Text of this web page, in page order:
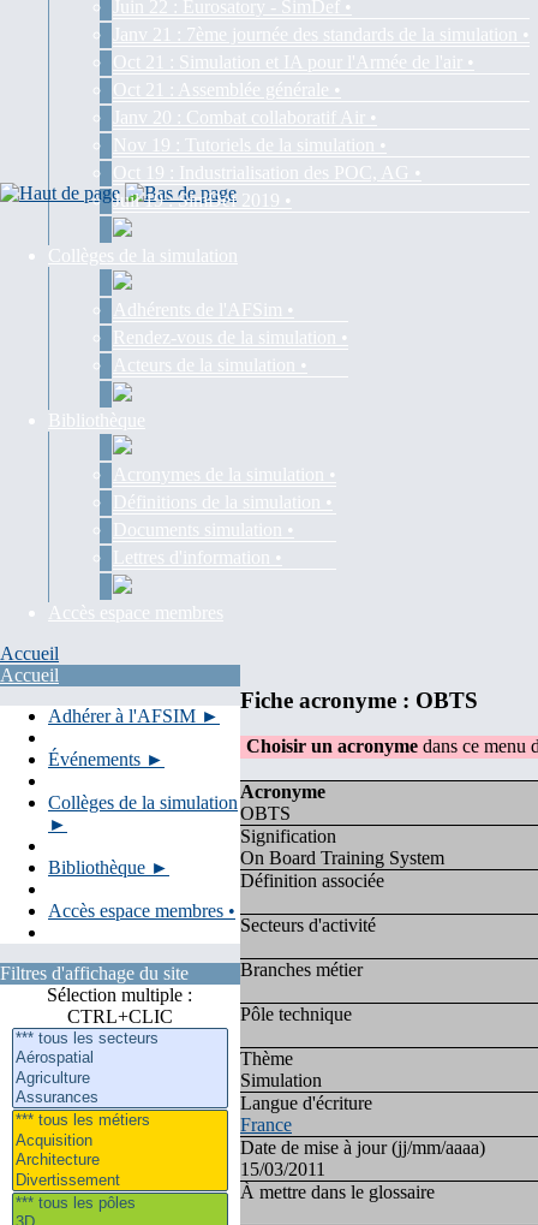
Juin 22 : Eurosatory - SimDef •
Janv 21 : 7ème journée des standards de la simulation •
Oct 21 : Simulation et IA pour l'Armée de l'air •
Oct 21 : Assemblée générale •
Janv 20 : Combat collaboratif Air •
Nov 19 : Tutoriels de la simulation •
Oct 19 : Industrialisation des POC, AG •
Juil 19 : SimDef 2019 •
Collèges de la simulation
Adhérents de l'AFSim •
Rendez-vous de la simulation •
Acteurs de la simulation •
Bibliothèque
Acronymes de la simulation •
Définitions de la simulation •
Documents simulation •
Lettres d'information •
Accès espace membres
Accueil
Accueil
Adhérer à l'AFSIM ►
Événements ►
Collèges de la simulation
►
Bibliothèque ►
Accès espace membres •
Filtres d'affichage du site
Sélection multiple :
CTRL+CLIC
Fiche acronyme : OBTS
Choisir un acronyme dans ce menu
Acronyme
OBTS
Signification
On Board Training System
Définition associée
Secteurs d'activité
Branches métier
Pôle technique
Thème
Simulation
Langue d'écriture
France
Date de mise à jour (jj/mm/aaaa)
15/03/2011
À mettre dans le glossaire